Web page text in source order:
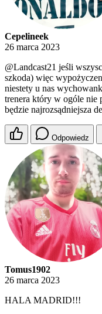
Cepelineek
26 marca 2023
@Landcast21 jeśli
szkoda) więc
niestety u nas
trenera który w ogóle nie
będzie najrozsądniejsza
Odpowiedz
Tomus1902
26 marca 2023
HALA MADRID!!!